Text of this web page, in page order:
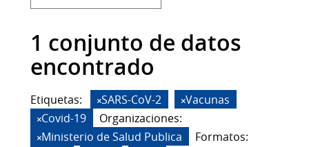
1 conjunto de datos
encontrado
Etiquetas: SARS-CoV-2
Vacunas
Covid-19
Organizaciones:
Ministerio de Salud Publica
Formatos: